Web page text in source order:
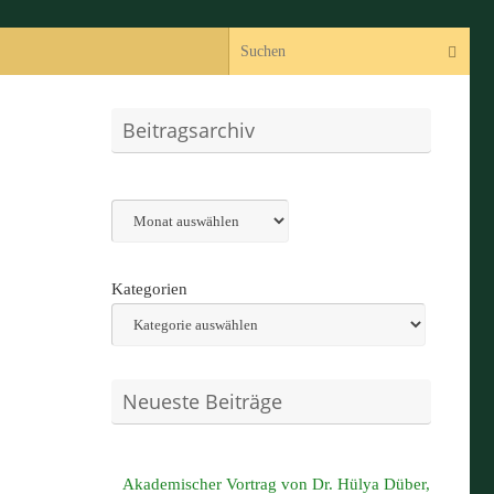
Suchen
Beitragsarchiv
Archiv
Kategorien
Neueste Beiträge
Akademischer Vortrag von Dr. Hülya Düber,